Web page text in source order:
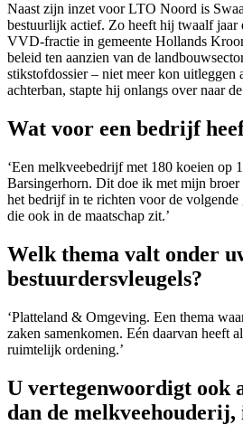
Naast zijn inzet voor LTO Noord is
bestuurlijk actief. Zo heeft hij twaalf jaar
VVD-fractie in gemeente Hollands
beleid ten aanzien van de
stikstofdossier – niet meer kon uitleggen
achterban, stapte hij onlangs over naar
Wat voor een bedrijf
‘Een melkveebedrijf met 180 koeien op
Barsingerhorn. Dit doe ik met mijn
het bedrijf in te richten voor de volgende
die ook in de maatschap zit.’
Welk thema valt onder
bestuurdersvleugels?
‘Platteland & Omgeving. Een thema
zaken samenkomen. Eén daarvan heeft
ruimtelijk ordening.’
U vertegenwoordigt ook
dan de